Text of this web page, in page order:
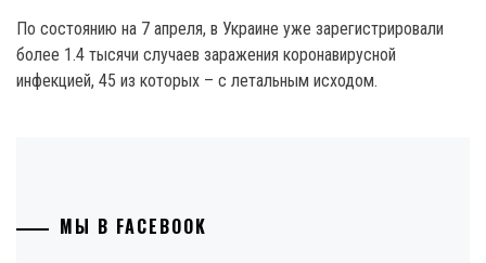
По состоянию на 7 апреля, в Украине уже зарегистрировали
более 1.4 тысячи случаев заражения коронавирусной
инфекцией, 45 из которых – с летальным исходом.
МЫ В FACEBOOK